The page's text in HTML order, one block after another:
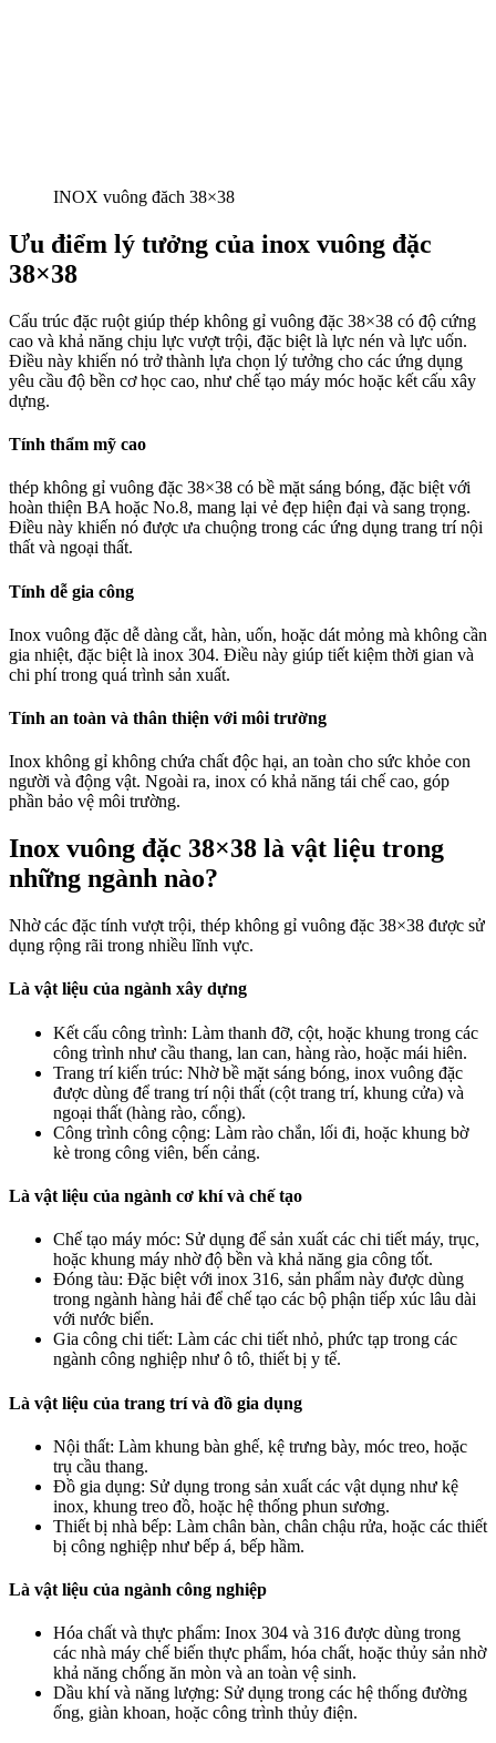
INOX vuông đăch 38×38
Ưu điểm lý tưởng của inox vuông đặc
38×38
Cấu trúc đặc ruột giúp thép không gỉ vuông đặc 38×38 có độ cứng
cao và khả năng chịu lực vượt trội, đặc biệt là lực nén và lực uốn.
Điều này khiến nó trở thành lựa chọn lý tưởng cho các ứng dụng
yêu cầu độ bền cơ học cao, như chế tạo máy móc hoặc kết cấu xây
dựng.
Tính thẩm mỹ cao
thép không gỉ vuông đặc 38×38 có bề mặt sáng bóng, đặc biệt với
hoàn thiện BA hoặc No.8, mang lại vẻ đẹp hiện đại và sang trọng.
Điều này khiến nó được ưa chuộng trong các ứng dụng trang trí nội
thất và ngoại thất.
Tính dễ gia công
Inox vuông đặc dễ dàng cắt, hàn, uốn, hoặc dát mỏng mà không cần
gia nhiệt, đặc biệt là inox 304. Điều này giúp tiết kiệm thời gian và
chi phí trong quá trình sản xuất.
Tính an toàn và thân thiện với môi trường
Inox không gỉ không chứa chất độc hại, an toàn cho sức khỏe con
người và động vật. Ngoài ra, inox có khả năng tái chế cao, góp
phần bảo vệ môi trường.
Inox vuông đặc 38×38 là vật liệu trong
những ngành nào?
Nhờ các đặc tính vượt trội, thép không gỉ vuông đặc 38×38 được sử
dụng rộng rãi trong nhiều lĩnh vực.
Là vật liệu của ngành xây dựng
Kết cấu công trình: Làm thanh đỡ, cột, hoặc khung trong các
công trình như cầu thang, lan can, hàng rào, hoặc mái hiên.
Trang trí kiến trúc: Nhờ bề mặt sáng bóng, inox vuông đặc
được dùng để trang trí nội thất (cột trang trí, khung cửa) và
ngoại thất (hàng rào, cổng).
Công trình công cộng: Làm rào chắn, lối đi, hoặc khung bờ
kè trong công viên, bến cảng.
Là vật liệu của ngành cơ khí và chế tạo
Chế tạo máy móc: Sử dụng để sản xuất các chi tiết máy, trục,
hoặc khung máy nhờ độ bền và khả năng gia công tốt.
Đóng tàu: Đặc biệt với inox 316, sản phẩm này được dùng
trong ngành hàng hải để chế tạo các bộ phận tiếp xúc lâu dài
với nước biển.
Gia công chi tiết: Làm các chi tiết nhỏ, phức tạp trong các
ngành công nghiệp như ô tô, thiết bị y tế.
Là vật liệu của trang trí và đồ gia dụng
Nội thất: Làm khung bàn ghế, kệ trưng bày, móc treo, hoặc
trụ cầu thang.
Đồ gia dụng: Sử dụng trong sản xuất các vật dụng như kệ
inox, khung treo đồ, hoặc hệ thống phun sương.
Thiết bị nhà bếp: Làm chân bàn, chân chậu rửa, hoặc các thiết
bị công nghiệp như bếp á, bếp hầm.
Là vật liệu của ngành công nghiệp
Hóa chất và thực phẩm: Inox 304 và 316 được dùng trong
các nhà máy chế biến thực phẩm, hóa chất, hoặc thủy sản nhờ
khả năng chống ăn mòn và an toàn vệ sinh.
Dầu khí và năng lượng: Sử dụng trong các hệ thống đường
ống, giàn khoan, hoặc công trình thủy điện.